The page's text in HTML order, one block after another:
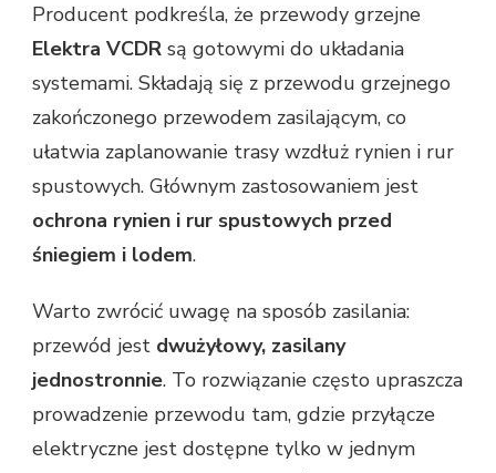
Producent podkreśla, że przewody grzejne
Elektra VCDR są gotowymi do układania
systemami. Składają się z przewodu grzejnego
zakończonego przewodem zasilającym, co
ułatwia zaplanowanie trasy wzdłuż rynien i rur
spustowych. Głównym zastosowaniem jest
ochrona rynien i rur spustowych przed
śniegiem i lodem.
Warto zwrócić uwagę na sposób zasilania:
przewód jest dwużyłowy, zasilany
jednostronnie. To rozwiązanie często upraszcza
prowadzenie przewodu tam, gdzie przyłącze
elektryczne jest dostępne tylko w jednym